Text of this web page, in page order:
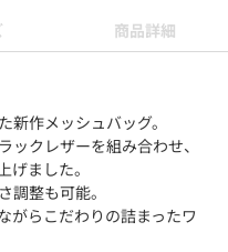
商品詳細
新作メッシュバッグ。
ックレザーを組み合わせ、
ました。
調整も可能。
がらこだわりの詰まったワ